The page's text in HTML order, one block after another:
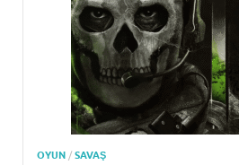
OYUN / SAVAŞ